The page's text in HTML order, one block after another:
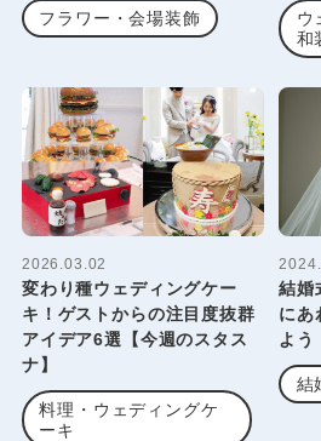
フラワー・会場装飾
ウ
和
2026.03.02
変わり種ウェディングケー
キ！ゲストからの注目度抜群
アイデア6選【今週のスタス
ナ】
料理・ウェディングケ
ーキ
結婚
にあ
よう
結